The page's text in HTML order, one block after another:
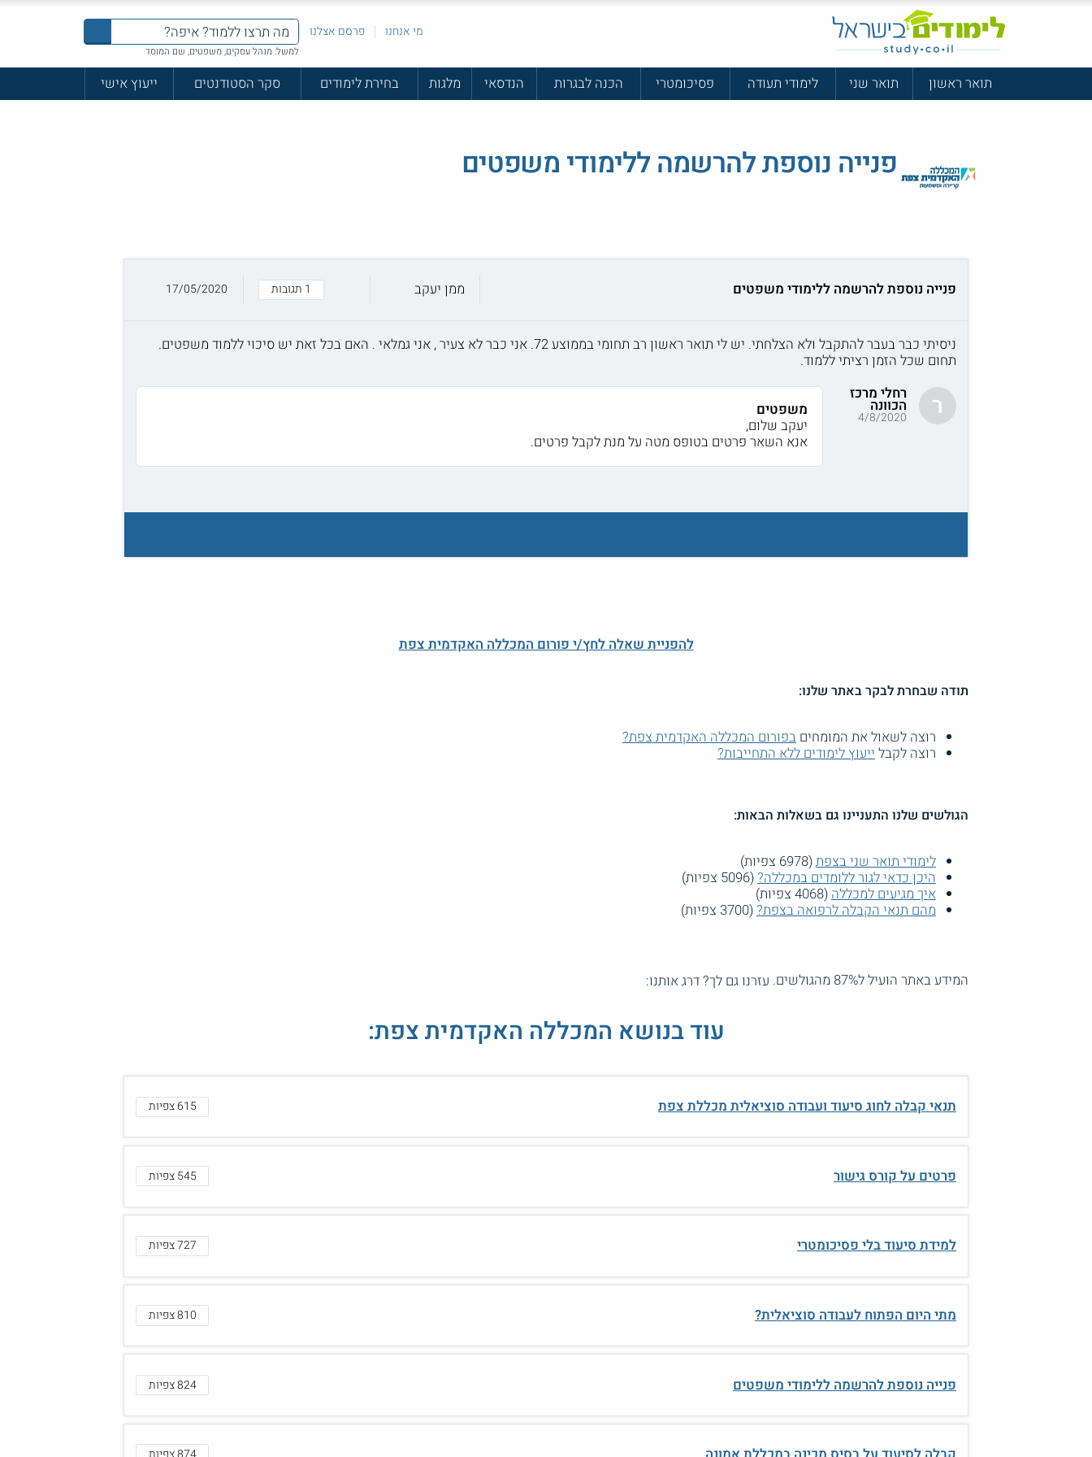
מי אנחנו פרסם אצלנו
למשל: מנהל עסקים, משפטים, שם המוסד
תואר ראשון תואר שני לימודי תעודה פסיכומטרי הכנה לבגרות הנדסאי מלגות בחירת לימודים סקר הסטודנטים ייעוץ אישי
פנייה נוספת להרשמה ללימודי משפטים
פנייה נוספת להרשמה ללימודי משפטים ממן יעקב 1 תגובות 17/05/2020
ניסיתי כבר בעבר להתקבל ולא הצלחתי. יש לי תואר ראשון רב תחומי בממוצע 72. אני כבר לא צעיר , אני גמלאי . האם בכל זאת יש סיכוי ללמוד משפטים.
תחום שכל הזמן רציתי ללמוד.
ר רחלי מרכז
הכוונה
4/8/2020
משפטים
יעקב שלום,
אנא השאר פרטים בטופס מטה על מנת לקבל פרטים.
להפניית שאלה לחץ/י פורום המכללה האקדמית צפת
תודה שבחרת לבקר באתר שלנו:
רוצה לשאול את המומחיםבפורום המכללה האקדמית צפת?
רוצה לקבל ייעוץ לימודים ללא התחייבות?
הגולשים שלנו התעניינו גם בשאלות הבאות:
לימודי תואר שני בצפת(6978 צפיות)
היכן כדאי לגור ללומדים במכללה?(5096 צפיות)
איך מגיעים למכללה (4068 צפיות)
מהם תנאי הקבלה לרפואה בצפת?(3700 צפיות)
המידע באתר הועיל ל87% מהגולשים. עזרנו גם לך? דרג אותנו:
עוד בנושא המכללה האקדמית צפת:
תנאי קבלה לחוג סיעוד ועבודה סוציאלית מכללת צפת 615 צפיות
פרטים על קורס גישור 545 צפיות
למידת סיעוד בלי פסיכומטרי 727 צפיות
מתי היום הפתוח לעבודה סוציאלית? 810 צפיות
פנייה נוספת להרשמה ללימודי משפטים 824 צפיות